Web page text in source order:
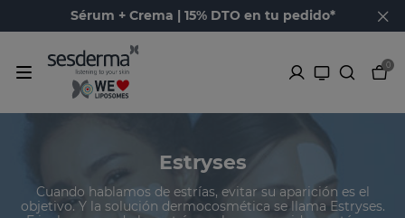
Sérum + Crema | 15% DTO en tu pedido*
0
Estryses
Cuando hablamos de estrías, evitar su aparición es el
objetivo. Y la solución dermocosmética se llama Estryses.